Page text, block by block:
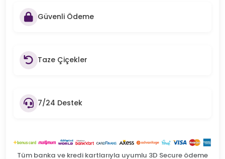
Güvenli Ödeme
Taze Çiçekler
7/24 Destek
Tüm banka ve kredi kartlarıyla uyumlu 3D Secure ödeme